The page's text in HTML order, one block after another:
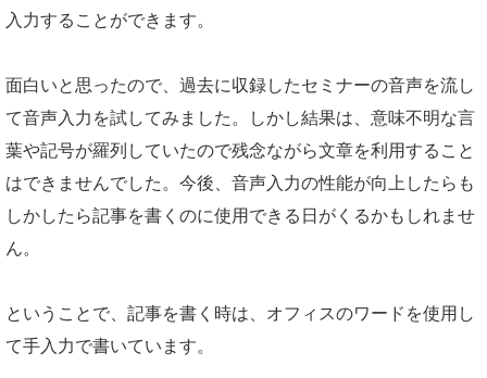
入力することができます。
面白いと思ったので、過去に収録したセミナーの音声を流し
て音声入力を試してみました。しかし結果は、意味不明な言
葉や記号が羅列していたので残念ながら文章を利用すること
はできませんでした。今後、音声入力の性能が向上したらも
しかしたら記事を書くのに使用できる日がくるかもしれませ
ん。
ということで、記事を書く時は、オフィスのワードを使用し
て手入力で書いています。